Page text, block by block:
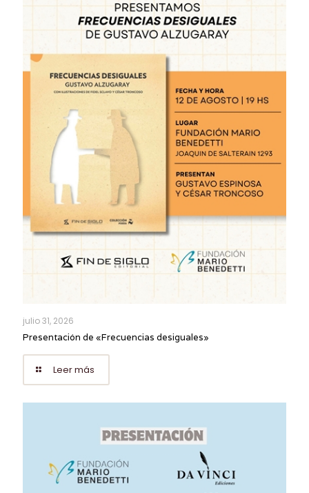
julio 31, 2026
Presentación de «Frecuencias desiguales»
Leer más